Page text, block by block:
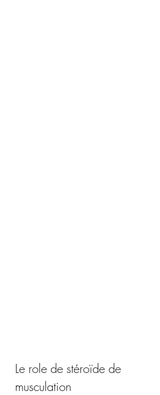
Le role de stéroïde de
musculation